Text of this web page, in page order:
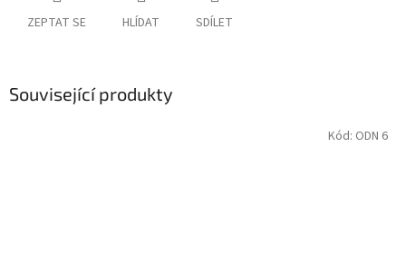
ZEPTAT SE HLÍDAT SDÍLET
Související produkty
Kód: ODN 6